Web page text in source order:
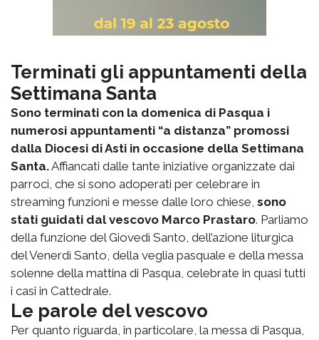
Terminati gli appuntamenti della
Settimana Santa
Sono terminati con la domenica di Pasqua i
numerosi appuntamenti “a distanza” promossi
dalla Diocesi di Asti in occasione della Settimana
Santa.Affiancati dalle tante iniziative organizzate dai
parroci, che si sono adoperati per celebrare in
streaming funzioni e messe dalle loro chiese, sono
stati guidati dal vescovo Marco Prastaro. Parliamo
della funzione del Giovedì Santo, dell’azione liturgica
del Venerdì Santo, della veglia pasquale e della messa
solenne della mattina di Pasqua, celebrate in quasi tutti
i casi in Cattedrale.
Le parole del vescovo
Per quanto riguarda, in particolare, la messa di Pasqua,